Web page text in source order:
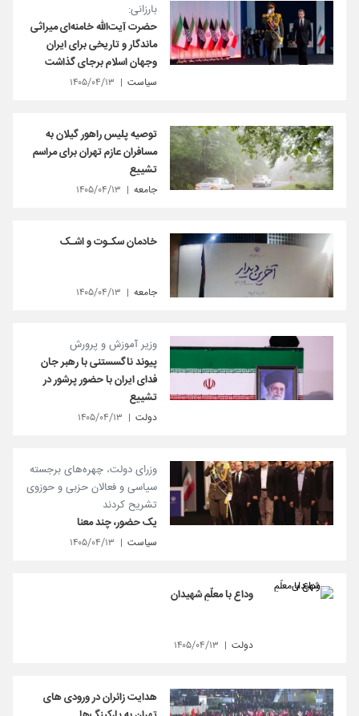
بارزانی:
حضرت آیت‌الله خامنه‌ای میراثی
ماندگار و تاریخی برای ایران
وجهان اسلام برجای گذاشت
سیاست ۱۴۰۵/۰۴/۱۳
توصیه پلیس راهور گیلان به
مسافران عازم تهران برای مراسم
تشییع
جامعه ۱۴۰۵/۰۴/۱۳
خادمان سکـوت و اشـک
جامعه ۱۴۰۵/۰۴/۱۳
وزیر آموزش‌ و پرورش
پیوند ناگسستنی با رهبر جان
فدای ایران با حضور پرشور در
تشییع
دولت ۱۴۰۵/۰۴/۱۳
وزرای دولت، چهره‌های برجسته
سیاسی و فعالان حزبی و حوزوی
تشریح کردند
یک حضور، چند معنا
سیاست ۱۴۰۵/۰۴/۱۳
وداع با معلّمِ شهیدان
دولت ۱۴۰۵/۰۴/۱۳
هدایت زائران در ورودی های